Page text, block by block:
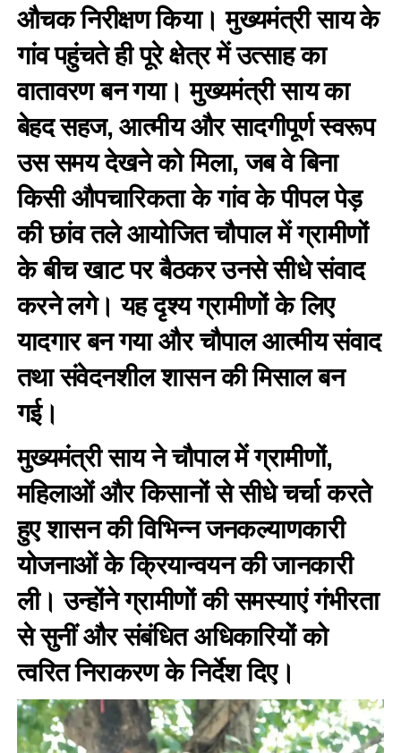
औचक निरीक्षण किया। मुख्यमंत्री साय के
गांव पहुंचते ही पूरे क्षेत्र में उत्साह का
वातावरण बन गया। मुख्यमंत्री साय का
बेहद सहज, आत्मीय और सादगीपूर्ण स्वरूप
उस समय देखने को मिला, जब वे बिना
किसी औपचारिकता के गांव के पीपल पेड़
की छांव तले आयोजित चौपाल में ग्रामीणों
के बीच खाट पर बैठकर उनसे सीधे संवाद
करने लगे। यह दृश्य ग्रामीणों के लिए
यादगार बन गया और चौपाल आत्मीय संवाद
तथा संवेदनशील शासन की मिसाल बन
गई।
मुख्यमंत्री साय ने चौपाल में ग्रामीणों,
महिलाओं और किसानों से सीधे चर्चा करते
हुए शासन की विभिन्न जनकल्याणकारी
योजनाओं के क्रियान्वयन की जानकारी
ली। उन्होंने ग्रामीणों की समस्याएं गंभीरता
से सुनीं और संबंधित अधिकारियों को
त्वरित निराकरण के निर्देश दिए।